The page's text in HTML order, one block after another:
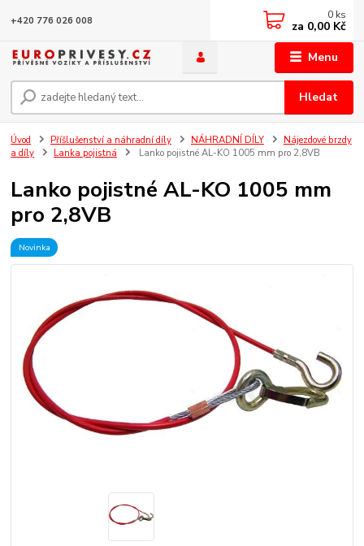
Menu
Hledat
+420 776 026 008 0 ks
za 0,00 Kč
Úvod Příšlušenství a náhradní díly NÁHRADNÍ DÍLY
Nájezdové brzdy
a díly
Lanka pojistná Lanko pojistné AL-KO 1005 mm pro 2,8VB
Lanko pojistné AL-KO 1005 mm
pro 2,8VB
Novinka